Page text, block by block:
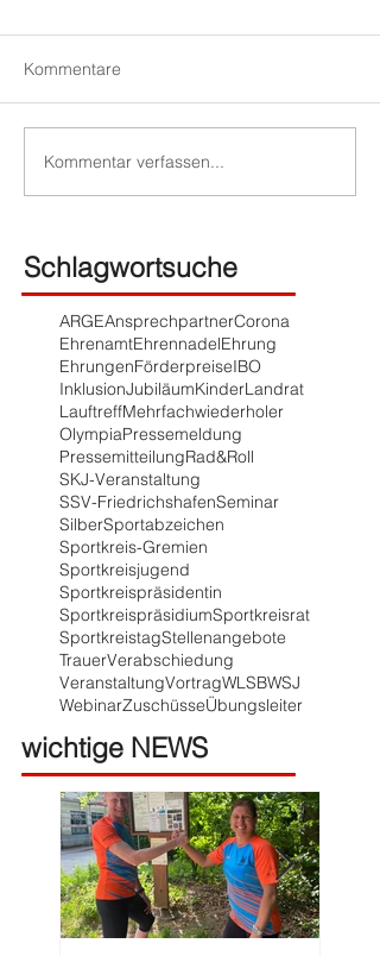
Kommentare
Kommentar verfassen...
Schlagwortsuche
ARGEAnsprechpartnerCorona
EhrenamtEhrennadelEhrung
EhrungenFörderpreiseIBO
InklusionJubiläumKinderLandrat
LauftreffMehrfachwiederholer
OlympiaPressemeldung
PressemitteilungRad&Roll
SKJ-Veranstaltung
SSV-FriedrichshafenSeminar
SilberSportabzeichen
Sportkreis-Gremien
Sportkreisjugend
Sportkreispräsidentin
SportkreispräsidiumSportkreisrat
SportkreistagStellenangebote
TrauerVerabschiedung
VeranstaltungVortragWLSBWSJ
WebinarZuschüsseÜbungsleiter
wichtige NEWS